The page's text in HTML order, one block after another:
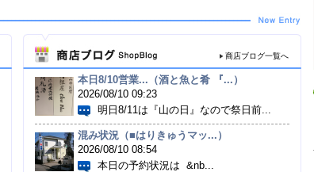
商店ブログ一覧へ
本日8/10営業...（酒と魚と肴 『...）
2026/08/10 09:23
明日8/11は『山の日』なので祭日前...
混み状況（■はりきゅうマッ...）
2026/08/10 08:54
本日の予約状況は &nb...